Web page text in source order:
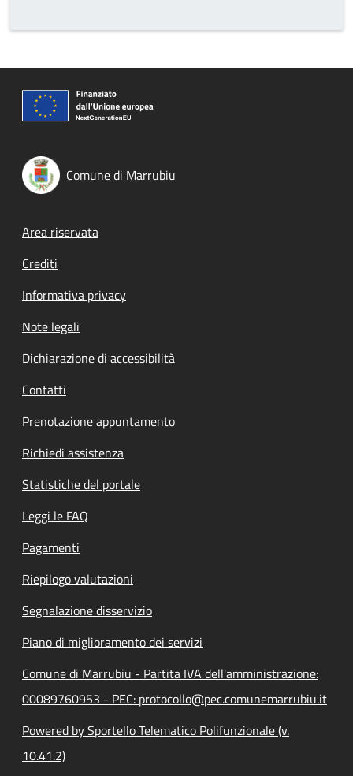
Comune di Marrubiu
Footer menu
Area riservata
Crediti
Informativa privacy
Note legali
Dichiarazione di accessibilità
Contatti
Prenotazione appuntamento
Richiedi assistenza
Statistiche del portale
Leggi le FAQ
Pagamenti
Riepilogo valutazioni
Segnalazione disservizio
Piano di miglioramento dei servizi
Comune di Marrubiu - Partita IVA dell'amministrazione:
00089760953 - PEC: protocollo@pec.comunemarrubiu.it
Powered by Sportello Telematico Polifunzionale (v.
10.41.2)